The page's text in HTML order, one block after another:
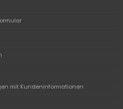
mit Kundeninformationen